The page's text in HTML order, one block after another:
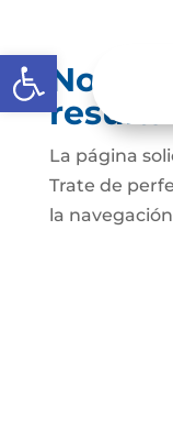
Abrir barra de
No se
La página
Trate de
la